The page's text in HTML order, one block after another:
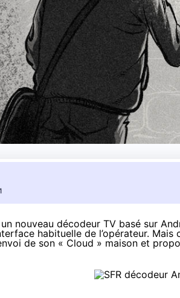
un nouveau décodeur TV basé sur
habituelle de l’opérateur.
de son « Cloud » maison et